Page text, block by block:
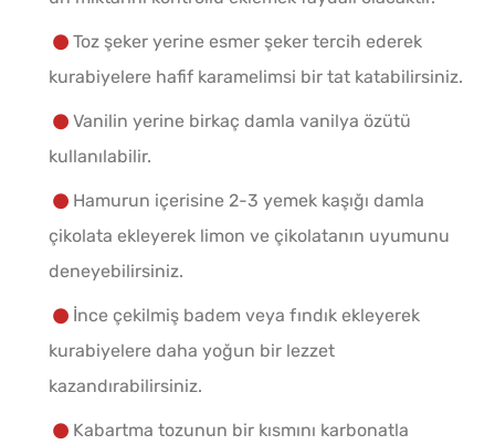
Toz şeker yerine esmer şeker tercih ederek
kurabiyelere hafif karamelimsi bir tat katabilirsiniz.
Vanilin yerine birkaç damla vanilya özütü
kullanılabilir.
Hamurun içerisine 2-3 yemek kaşığı damla
çikolata ekleyerek limon ve çikolatanın uyumunu
deneyebilirsiniz.
İnce çekilmiş badem veya fındık ekleyerek
kurabiyelere daha yoğun bir lezzet
kazandırabilirsiniz.
Kabartma tozunun bir kısmını karbonatla